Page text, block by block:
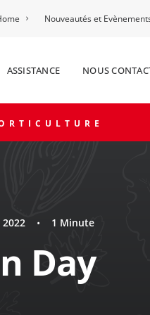
Nouveautés et
ASSISTANCE NOUS
• 1 Minute
Day